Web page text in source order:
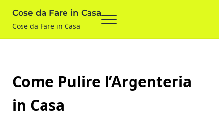
Cose da Fare in Casa
Cose da Fare in Casa Menu
Come Pulire l’Argenteria
in Casa